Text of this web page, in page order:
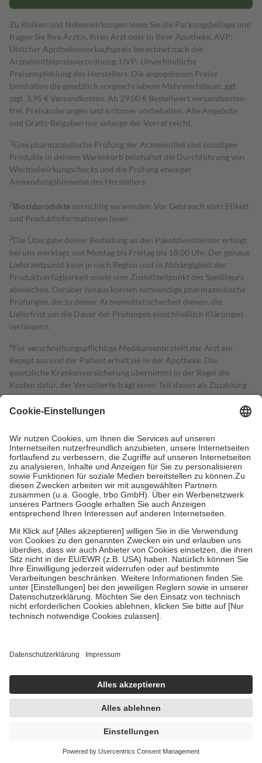
Zu Risiken und Nebenwirkungen lesen Sie die Packungsbeilage und
fragen Sie Ihre Ärztin, Ihren Arzt oder in Ihrer Apotheke. AVP:
Üblicher Apothekenverkaufspreis berechnet nach der
Arzneimittelpreisverordnung. UVP: Unverbindliche
Preisempfehlung des Herstellers. Die angegebenen Preise
beinhalten die gesetzlich vorgeschriebene Mehrwertsteuer, ggf.
zzgl. 3,95 € Versandkosten. Ab 29,00 € Bestell­wert versand­kosten­
frei. Preisänderungen und Irrtümer vorbehalten. Alle Angebote
und Gratis-Beigaben nur solange der Vorrat reicht.
1 Eine pharmazeutische Prüfung der Arzneimittel und sonstigen
Produkte in deinem Warenkorb beinhaltet die Durchführung von
Wechselwirkungschecks und die Prüfung etwaiger
Anwendungshinweise des Herstellers.
2Biozidproduktevorsichtig verwenden. Vor Gebrauch stets Etikett
und Produktinformationen lesen.
3Die Übergabe deiner Bestellung an den Paketdienstleister erfolgt
bei uns werktags von Montag bis Freitag bis 18:00 Uhr. Der genaue
Lieferzeitpunkt kann je nach Region und in Abhängigkeit der
Produktverfügbarkeit sowie vom Zustellzeitpunkt des Spediteurs
abweichen. Darüber hinaus können notwendige pharmazeutische
Prüfungen, die zu deiner Arzneimittelsicherheit dienen, die
Lieferfrist um die Dauer der Prüfungen einschließlich Klärungen
verlängern.
4Für verschreibungspflichtige Medikamente stellt der Arzt ein
Rezept aus und der Patient erhält sie in der Apotheke. Die
gesetzliche Krankenversicherung übernimmt in der Regel die
Kosten dafür, der Versicherte trägt einen Teil davon als Zuzahlung
mit.
Grundsätzlich leisten Mitglieder Zuzahlungen in Höhe von zehn
höchstens zehn Euro.
Es sind jedoch nie mehr als die tatsächlichen
Kosten der Leistung zu entrichten.
Diese Regeln gelten grundsätzlich auch für Online-Apotheken.
Bei Heilmitteln und häuslicher Krankenpflege beträgt die
Zuzahlung zehn Prozent der Kosten sowie zehn Euro je
Verordnung.
Um das Engagement der Versicherten für ihre eigene Gesundheit zu
stärken und die besondere Stellung der Familie zu unterstützen,
fallenkeine Zuzahlungenan bei:
• Kindern und Jugendlichen bis zum vollendeten 18. Lebensjahr
mit Ausnahme der Fahrkosten
• Untersuchungen zur Vorsorge und Früherkennung, die von der
GKV getragen werden
• empfohlenen Schutzimpfungen
• Harn- und Blutteststreifen
getroffen, um sicherzustellen, dass es sich um echte Bewertungen
https://help.etrusted.com/hc/de/articles/4419944605341
Einige Bilder und Inhalte wurden unter Zuhilfenahme künstlicher